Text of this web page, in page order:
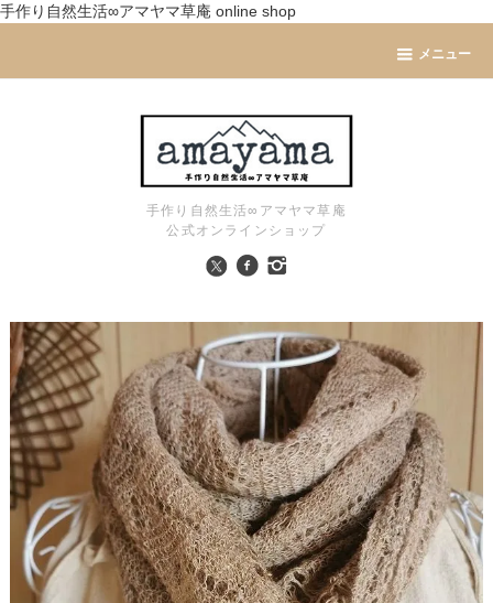
手作り自然生活∞アマヤマ草庵 online shop
メニュー
手作り自然生活∞アマヤマ草庵
公式オンラインショップ